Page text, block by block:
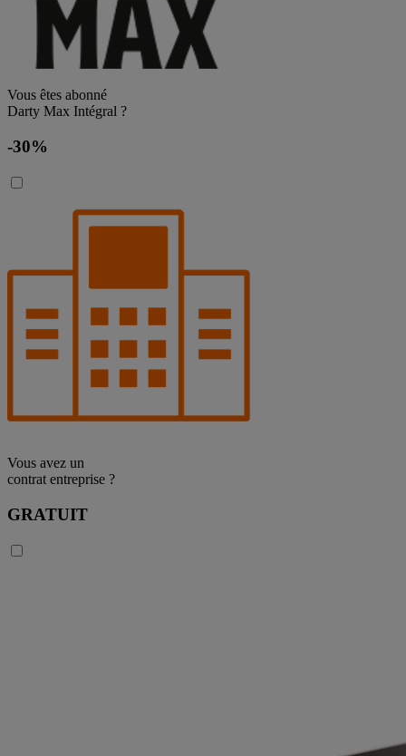
Vous êtes abonné
Darty Max Intégral ?
-30%
Vous avez un
contrat entreprise ?
GRATUIT